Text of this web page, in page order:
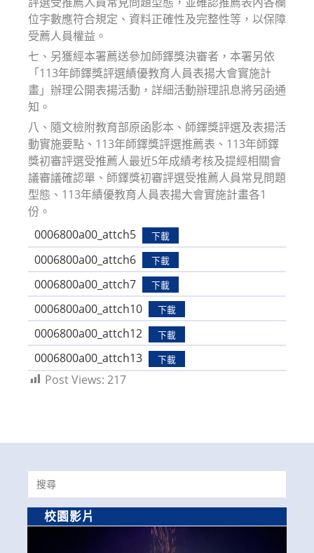
位字數應符合規定、資料正確性及完整性等，以保障
受薦人員權益。
七、另獲經本署薦送參加師鐸獎決審者，本署另依
「113年師鐸獎評選績優教育人員表揚大會實施計
畫」辦理公開表揚活動，詳細活動辦理訊息將另函通
知。
八、隨文檢附教育部原函影本、師鐸獎評選及表揚活
動實施要點、113年師鐸獎評選推薦表、113年師鐸
獎初審評選受推薦人最近5年成績考核及提經相關會
議審議確認單、師鐸獎初審評選受推薦人員常見問題
型態、113年績優教育人員表揚大會實施計畫各1
份。
0006800a00_attch5
下載
0006800a00_attch6 下載
0006800a00_attch7 下載
0006800a00_attch10 下載
0006800a00_attch12 下載
0006800a00_attch13 下載
Post Views: 217
Search
for:
校園影片